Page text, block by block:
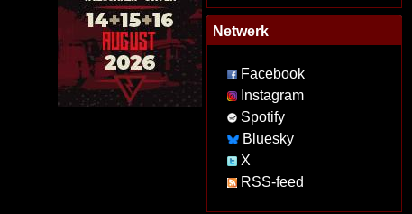
Netwerk
Facebook
Instagram
Spotify
Bluesky
X
RSS-feed